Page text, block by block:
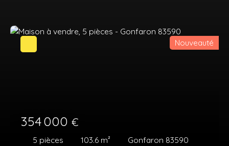
354 000 €
5 pièces 103.6 m² Gonfaron 83590
Nouveauté